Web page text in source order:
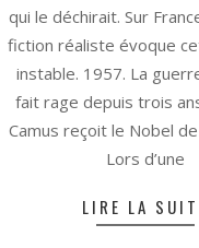
qui le déchirait. Sur
fiction réaliste évoque
instable. 1957. La
fait rage depuis trois
Camus reçoit le Nobel
Lors d’une
LIRE LA